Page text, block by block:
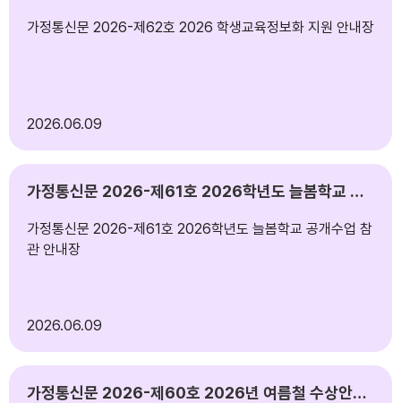
가정통신문 2026-제62호 2026 학생교육정보화 지원 안내장
2026 06.09
가정통신문 2026-제61호 2026학년도 늘봄학교 공개수업 참관 안내장
가정통신문 2026-제61호 2026학년도 늘봄학교 공개수업 참
관 안내장
2026 06.09
가정통신문 2026-제60호 2026년 여름철 수상안전사고 예방 가정통신문